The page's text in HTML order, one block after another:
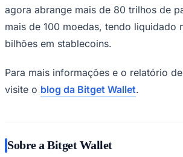
agora abrange mais de 80 trilhos de
mais de 100 moedas, tendo liquidado
bilhões em stablecoins.
Para mais informações e o relatório
visite o blog da Bitget Wallet.
Sobre a Bitget Wallet